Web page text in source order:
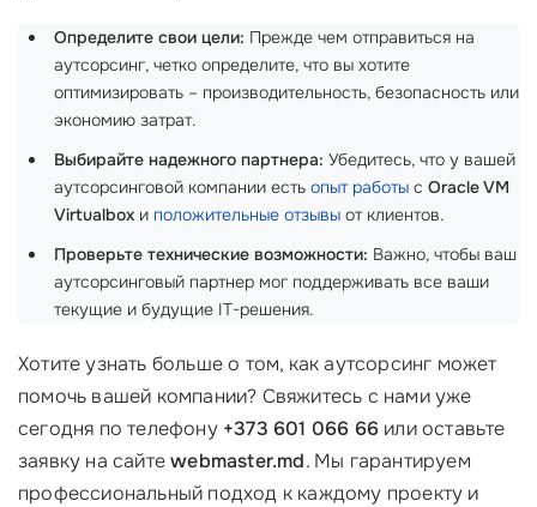
Определите свои цели: Прежде чем отправиться на
аутсорсинг, четко определите, что вы хотите
оптимизировать – производительность, безопасность или
экономию затрат.
Выбирайте надежного партнера: Убедитесь, что у вашей
аутсорсинговой компании есть опыт работы с Oracle VM
Virtualbox и положительные отзывы от клиентов.
Проверьте технические возможности: Важно, чтобы ваш
аутсорсинговый партнер мог поддерживать все ваши
текущие и будущие IT-решения.
Хотите узнать больше о том, как аутсорсинг может
помочь вашей компании? Свяжитесь с нами уже
сегодня по телефону +373 601 066 66 или оставьте
заявку на сайтеwebmaster.md. Мы гарантируем
профессиональный подход к каждому проекту и